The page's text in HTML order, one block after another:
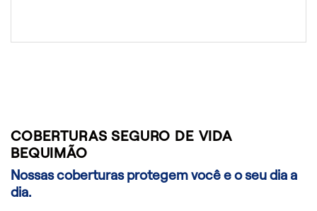
COBERTURAS SEGURO DE VIDA
BEQUIMÃO
Nossas coberturas protegem você e o seu dia a
dia.